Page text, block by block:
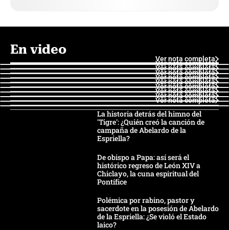
En video
Ver nota completa
Ver nota completa
Ver nota completa
Ver nota completa
Ver nota completa
Ver nota completa
Ver nota completa
Ver nota completa
Ver nota completa
Ver nota completa
La historia detrás del himno del
'Tigre': ¿Quién creó la canción de
campaña de Abelardo de la
Espriella?
De obispo a Papa: así será el
histórico regreso de León XIV a
Chiclayo, la cuna espiritual del
Pontífice
Polémica por rabino, pastor y
sacerdote en la posesión de Abelardo
de la Espriella: ¿Se violó el Estado
laico?